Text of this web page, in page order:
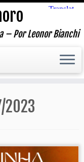
– Por Leonor Bianchi
2023